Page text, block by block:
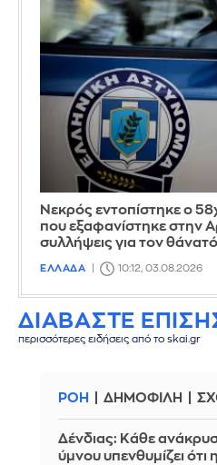
Νεκρός εντοπίστηκε ο
που εξαφανίστηκε στην
συλλήψεις για τον
ΕΛΛΑΔΑ 10:12, 03.08.2026
ΔΙΑΒΑΣΤΕ
περισσότερες ειδήσεις από το skai.gr
ΡΟΗ ΔΗΜΟΦΙΛΗ
Δένδιας: Κάθε
ύμνου υπενθυμίζει ότι